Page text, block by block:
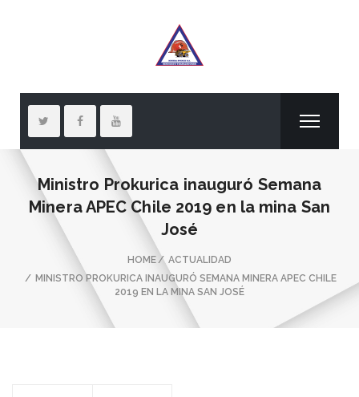
Ministro Prokurica inauguró Semana
Minera APEC Chile 2019 en la mina San
José
HOME
ACTUALIDAD
MINISTRO PROKURICA INAUGURÓ SEMANA MINERA APEC CHILE
2019 EN LA MINA SAN JOSÉ